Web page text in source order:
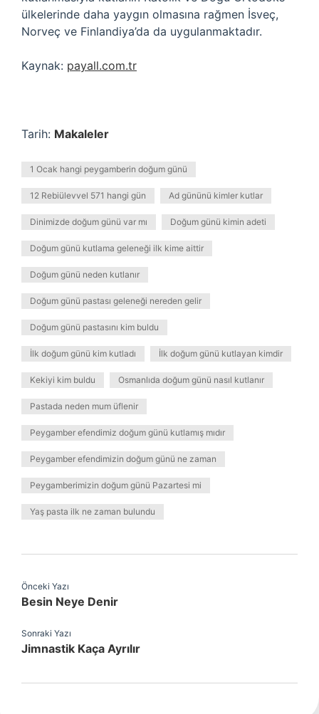
ülkelerinde daha yaygın olmasına rağmen İsveç,
Norveç ve Finlandiya’da da uygulanmaktadır.
Kaynak: payall.com.tr
Tarih: Makaleler
1 Ocak hangi peygamberin doğum günü
12 Rebiülevvel 571 hangi gün Ad gününü kimler kutlar
Dinimizde doğum günü var mı Doğum günü kimin adeti
Doğum günü kutlama geleneği ilk kime aittir
Doğum günü neden kutlanır
Doğum günü pastası geleneği nereden gelir
Doğum günü pastasını kim buldu
İlk doğum günü kim kutladı İlk doğum günü kutlayan kimdir
Kekiyi kim buldu Osmanlıda doğum günü nasıl kutlanır
Pastada neden mum üflenir
Peygamber efendimiz doğum günü kutlamış mıdır
Peygamber efendimizin doğum günü ne zaman
Peygamberimizin doğum günü Pazartesi mi
Yaş pasta ilk ne zaman bulundu
Önceki Yazı
Besin Neye Denir
Sonraki Yazı
Jimnastik Kaça Ayrılır